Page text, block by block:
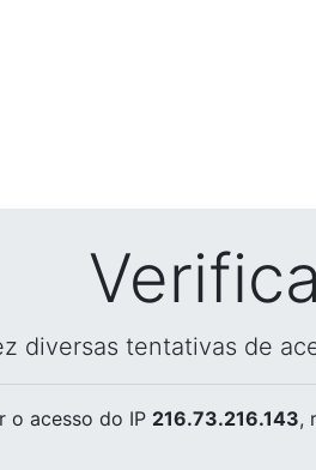
diversas tentativas de
o acesso do IP 216.73.216.143,